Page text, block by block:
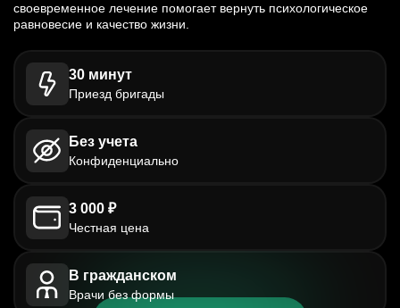
своевременное лечение помогает вернуть психологическое
равновесие и качество жизни.
30 минут
Приезд бригады
Без учета
Конфиденциально
3 000 ₽
Честная цена
В гражданском
Врачи без формы